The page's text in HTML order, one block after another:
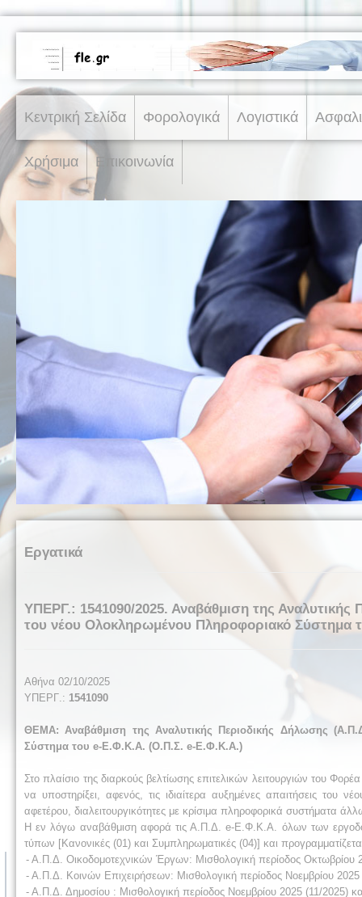
Κεντρική Σελίδα Φορολογικά Λογιστικά
Χρήσιμα Επικοινωνία
Εργατικά
ΥΠΕΡΓ.: 1541090/2025. Αναβάθμιση της Αναλυτικής
του νέου Ολοκληρωμένου Πληροφοριακό
Αθήνα 02/10/2025
ΥΠΕΡΓ .: 1541090
ΘΕΜΑ: Αναβάθμιση της Αναλυτικής Περιοδικής Δήλωσης
Σύστημα του e-Ε.Φ.Κ.Α. (Ο.Π.Σ. e-Ε.Φ.Κ.Α.)
Στο πλαίσιο της διαρκούς βελτίωσης επιτελικών λειτουργιών του
να υποστηρίξει, αφενός, τις ιδιαίτερα αυξημένες απαιτήσεις
αφετέρου, διαλειτουργικότητες με κρίσιμα πληροφορικά συστήματα
Η εν λόγω αναβάθμιση αφορά τις Α.Π.Δ. e-Ε.Φ.Κ.Α. όλων των
τύπων [Κανονικές (01) και Συμπληρωματικές (04)] και
- Α.Π.Δ. Οικοδομοτεχνικών Έργων: Μισθολογική περίοδος Οκτωβρίου
- Α.Π.Δ. Κοινών Επιχειρήσεων: Μισθολογική περίοδος Νοεμβρίου
- Α.Π.Δ. Δημοσίου : Μισθολογική περίοδος Νοεμβρίου 2025 (11/